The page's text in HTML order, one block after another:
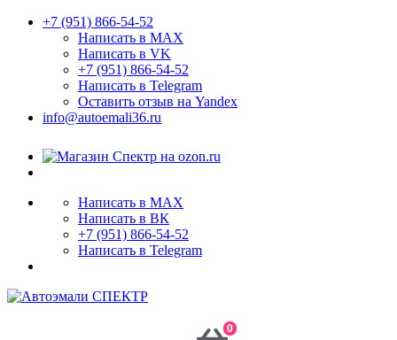
+7 (951) 866-54-52
Написать в MAX
Написать в VK
+7 (951) 866-54-52
Написать в Telegram
Оставить отзыв на Yandex
info@autoemali36.ru
Написать в MAX
Написать в ВК
+7 (951) 866-54-52
Написать в Telegram
0